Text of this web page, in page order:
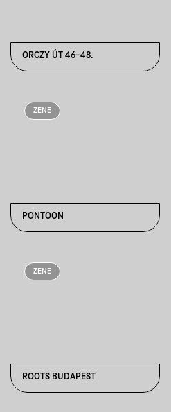
ORCZY ÚT 46-48.
ZENE
PONTOON
ZENE
ROOTS BUDAPEST